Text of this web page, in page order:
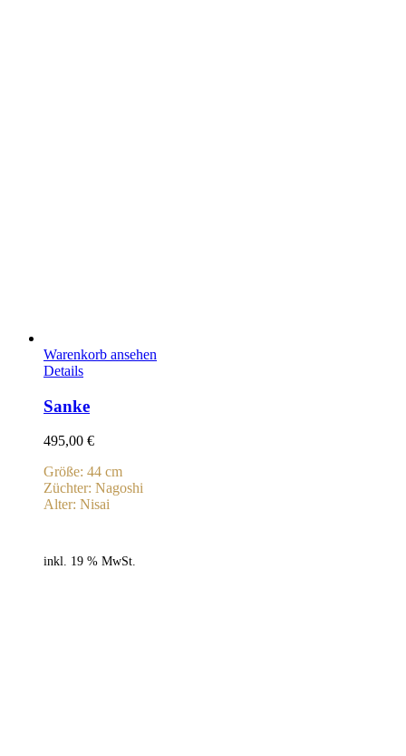
Warenkorb ansehen
Details
Sanke
495,00 €
Größe: 44 cm
Züchter: Nagoshi
Alter: Nisai
inkl. 19 % MwSt.